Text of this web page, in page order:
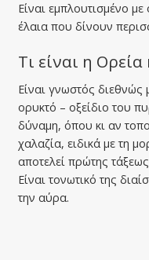
Είναι εμπλουτισμένο
έλαια που δίνουν
Τι είναι η
Είναι γνωστός διεθνώς
ορυκτό – οξείδιο του
δύναμη, όπου κι αν
χαλαζία, ειδικά με τη
αποτελεί πρώτης
Είναι τονωτικό της
την αύρα.